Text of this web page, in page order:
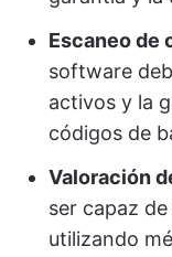
Escaneo de
software
activos y la
códigos de
Valoración
ser capaz
utilizando